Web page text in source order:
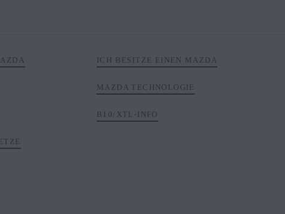
ICH BESITZE EINEN MAZDA
MAZDA TECHNOLOGIE
B10/XTL-INFO